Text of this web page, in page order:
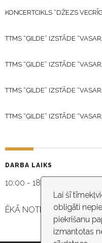
Lai šī
obligāti
piekrišanu
izmantotas
KONCERTCIKLS “DŽEZS
TTMS “ĢILDE” IZSTĀDE
TTMS “ĢILDE” IZSTĀDE
TTMS “ĢILDE” IZSTĀDE
TTMS “ĢILDE” IZSTĀDE
DARBA LAIKS
10:00 - 18:30
ĒKĀ NOTIEK VIDEO